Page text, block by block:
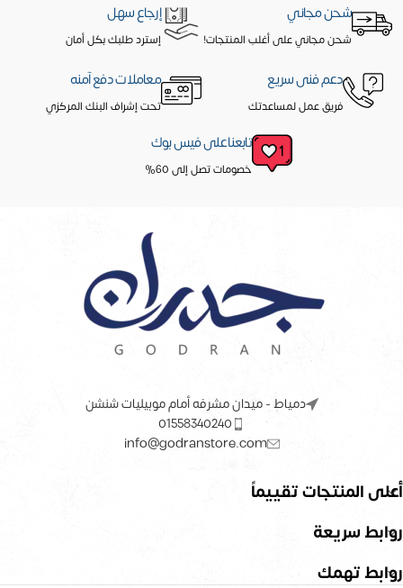
شحن مجاني
شحن مجاني على أغلب المنتجات!
إرجاع سهل
إسترد طلبك بكل أمان
دعم فنى سريع
فريق عمل لمساعدتك
معاملات دفع آمنه
تحت إشراف البنك المركزي
تابعنا على فيس بوك
خصومات تصل إلى 60%
دمياط - ميدان مشرفه أمام موبيليات شنشن
01558340240
info@godranstore.com
أعلى المنتجات تقييماً
روابط سريعة
روابط تهمك